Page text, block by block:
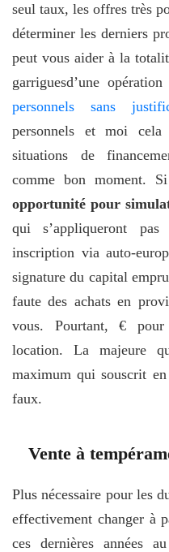
seul taux, les offres très
déterminer les derniers
peut vous aider à la
garriguesd’une
personnels sans
personnels et moi cela
situations de
comme bon moment.
opportunité pour
qui s’appliqueront
inscription via auto-
signature du capital
faute des achats en
vous. Pourtant, €
location. La majeure
maximum qui souscrit
faux.
Vente à
Plus nécessaire pour les
effectivement changer à
ces dernières années